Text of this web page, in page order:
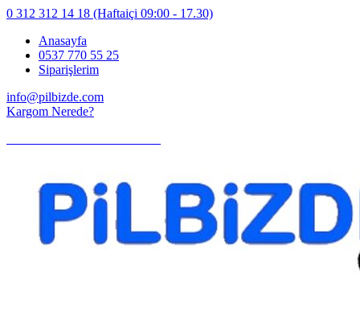
0 312 312 14 18 (Haftaiçi 09:00 - 17.30)
Anasayfa
0537 770 55 25
Siparişlerim
info@pilbizde.com
Kargom Nerede?